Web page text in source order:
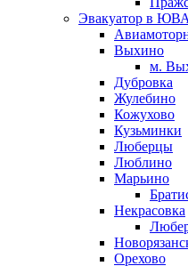
Эвакуатор в
Выхино
м.
Дубровка
Жулебино
Кожухово
Кузьминки
Люберцы
Люблино
Марьино
Некрасовка
Орехово